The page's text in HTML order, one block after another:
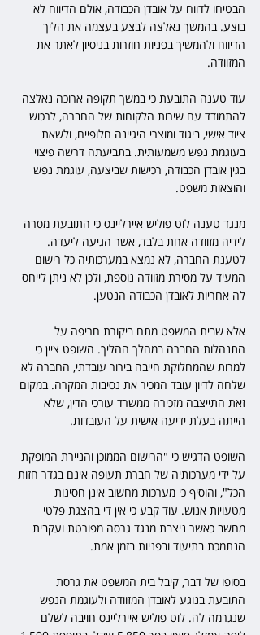
הבטיחו לדווח על אובדן הכבודה, אולם הדיווח לא
בוצע. בהמשך נאלצה לבצע בעצמה את הליך
הדיווח ולהמשיך בפניות חוזרות בניסיון לאתר את
המזוודה.
עוד טענה התובעת כי במשך תקופה ארוכה נאלצה
להתמודד עם שירות הלקוחות של החברה, לרכוש
ציוד אישי, ביגוד ומוצרי היגיינה חלופיים, ולשאת
בעוגמת נפש משמעותית. בתביעתה דרשה פיצוי
בגין אובדן הכבודה, רכישות שביצעה, עוגמת נפש
והוצאות משפט.
מנגד טענה לוט פוליש איירליינס כי התובעת מסרה
לידיה מזוודה אחת בלבד, אשר הגיעה ליעדה.
לטענת החברה, לא נמצא במערכותיה כל רישום
המעיד על מסירת מזוודה נוספת, ולכן לא ניתן לייחס
לה אחריות לאובדן הכבודה הנטען.
אלא שבית המשפט מתח ביקורת חריפה על
התנהלות החברה במהלך ההליך. השופט ציין כי
למרות שהמחלוקת חייבה בירור עובדתי, החברה לא
שלחה לדיון עובד המכיר את נסיבות המקרה. במקום
זאת התייצבה מזכירה ממשרד עורכי הדין, שלא
הייתה בעלת ידיעה אישית על העובדות.
השופט הדגיש כי "הרישום הממוכן והניירת המופקת
על ידי מערכותיה של חברת תעופה אינם בגדר חזות
הכל", והוסיף כי מערכות מחשוב אינן חסינות
מטעויות אנוש. עוד קבע כי אין די בהצגת פלטי
מחשב כאשר ניצבת מנגד גרסה מפורטת ועקבית
הנתמכת בתיעוד ובפניות בזמן אמת.
בסופו של דבר, קיבל בית המשפט את גרסת
התובעת בנוגע לאובדן המזוודה ולעוגמת הנפש
שנגרמה לה. לוט פוליש איירליינס חויבה לשלם